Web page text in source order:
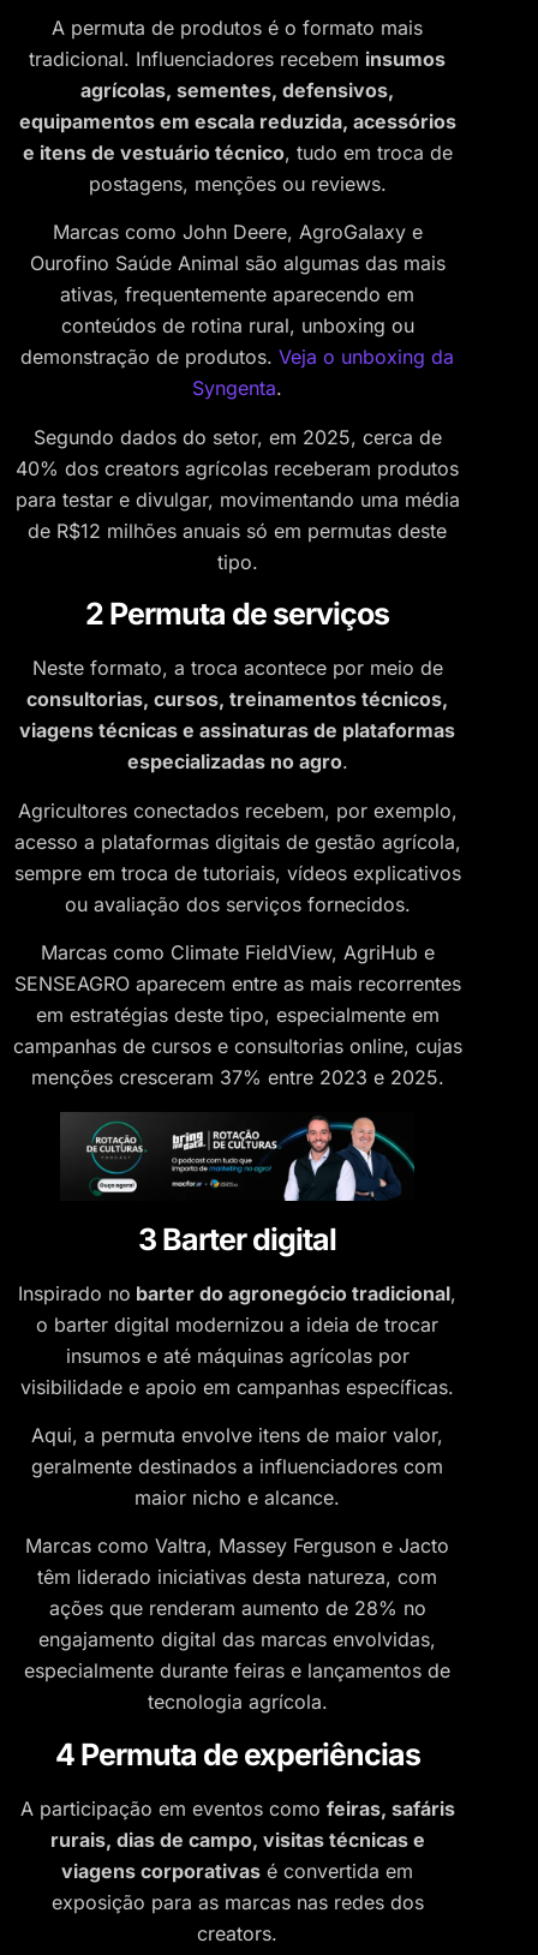
A permuta de produtos é o formato mais
tradicional. Influenciadores recebem insumos
agrícolas, sementes, defensivos,
equipamentos em escala reduzida, acessórios
e itens de vestuário técnico, tudo em troca de
postagens, menções ou reviews.
Marcas como John Deere, AgroGalaxy e
Ourofino Saúde Animal são algumas das mais
ativas, frequentemente aparecendo em
conteúdos de rotina rural, unboxing ou
demonstração de produtos. Veja o unboxing da
Syngenta.
Segundo dados do setor, em 2025, cerca de
40% dos creators agrícolas receberam produtos
para testar e divulgar, movimentando uma média
de R$12 milhões anuais só em permutas deste
tipo.
2 Permuta de serviços
Neste formato, a troca acontece por meio de
consultorias, cursos, treinamentos técnicos,
viagens técnicas e assinaturas de plataformas
especializadas no agro.
Agricultores conectados recebem, por exemplo,
acesso a plataformas digitais de gestão agrícola,
sempre em troca de tutoriais, vídeos explicativos
ou avaliação dos serviços fornecidos.
Marcas como Climate FieldView, AgriHub e
SENSEAGRO aparecem entre as mais recorrentes
em estratégias deste tipo, especialmente em
campanhas de cursos e consultorias online, cujas
menções cresceram 37% entre 2023 e 2025.
3 Barter digital
Inspirado no barter do agronegócio tradicional,
o barter digital modernizou a ideia de trocar
insumos e até máquinas agrícolas por
visibilidade e apoio em campanhas específicas.
Aqui, a permuta envolve itens de maior valor,
geralmente destinados a influenciadores com
maior nicho e alcance.
Marcas como Valtra, Massey Ferguson e Jacto
têm liderado iniciativas desta natureza, com
ações que renderam aumento de 28% no
engajamento digital das marcas envolvidas,
especialmente durante feiras e lançamentos de
tecnologia agrícola.
4 Permuta de experiências
A participação em eventos como feiras, safáris
rurais, dias de campo, visitas técnicas e
viagens corporativas é convertida em
exposição para as marcas nas redes dos
creators.